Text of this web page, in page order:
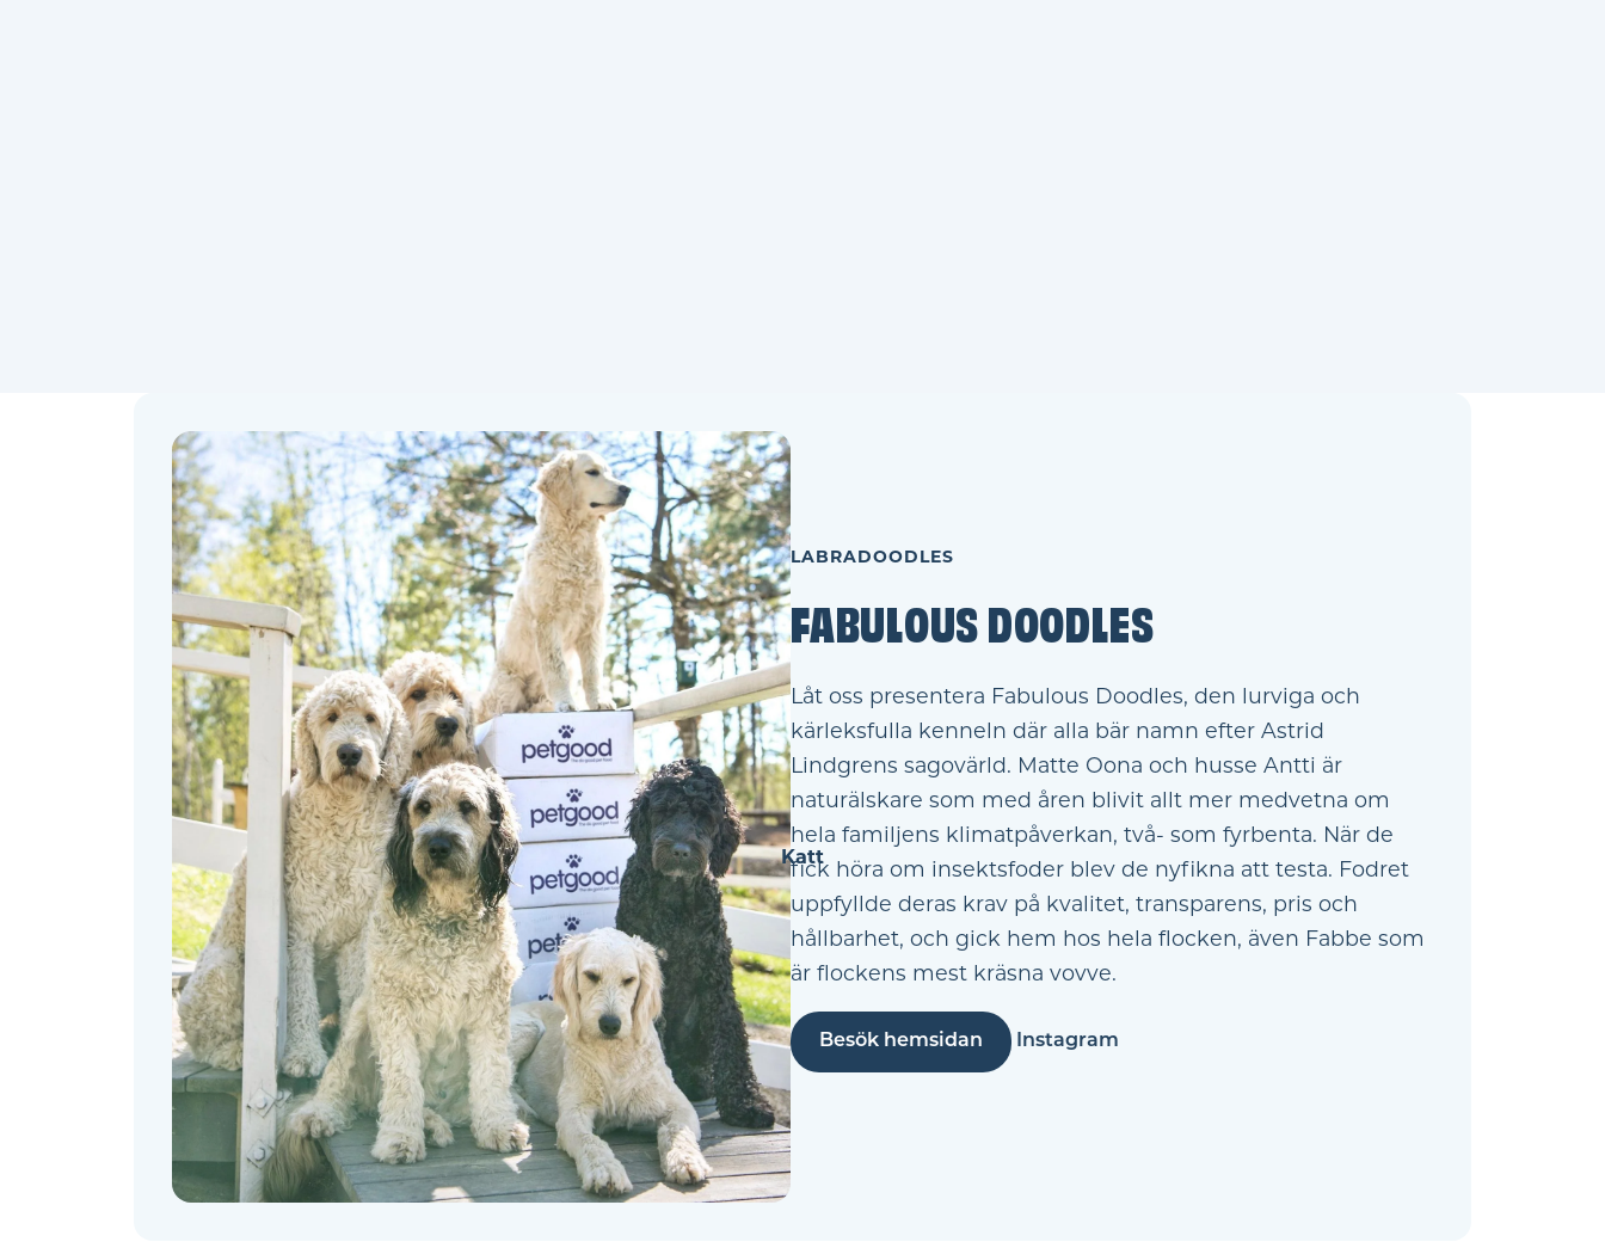
Katt
LABRADOODLES
FABULOUS DOODLES
Låt oss presentera Fabulous Doodles, den lurviga och
kärleksfulla kenneln där alla bär namn efter Astrid
Lindgrens sagovärld. Matte Oona och husse Antti är
naturälskare som med åren blivit allt mer medvetna om
hela familjens klimatpåverkan, två- som fyrbenta. När de
fick höra om insektsfoder blev de nyfikna att testa. Fodret
uppfyllde deras krav på kvalitet, transparens, pris och
hållbarhet, och gick hem hos hela flocken, även Fabbe som
är flockens mest kräsna vovve.
Besök hemsidan Instagram